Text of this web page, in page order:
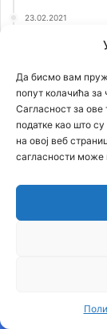
Да бисмо вам
попут колачића
Сагласност за ове
податке као што
на овој веб
сагласности може
23.02.2021
једина
21.01.2021
СТРИП О
изнели
06.07.2021
Књига
предодређена
ОТKРИВАМО
Јасеновца